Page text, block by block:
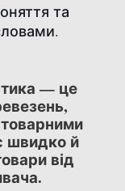
та
— це
товарними
швидко й
від